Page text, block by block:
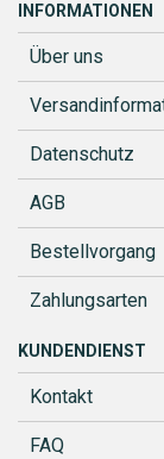
INFORMATIONEN
Über uns
Datenschutz
AGB
Bestellvorgang
Zahlungsarten
KUNDENDIENST
Kontakt
FAQ